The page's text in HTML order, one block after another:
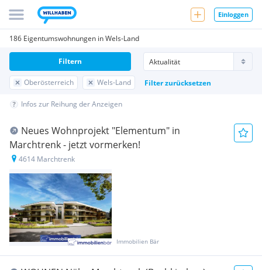
Einloggen
186 Eigentumswohnungen in Wels-Land
Oberösterreich Wels-Land Filter zurücksetzen
Filtern
Infos zur Reihung der Anzeigen
Neues Wohnprojekt "Elementum" in
Marchtrenk - jetzt vormerken!
4614 Marchtrenk
Immobilien Bär